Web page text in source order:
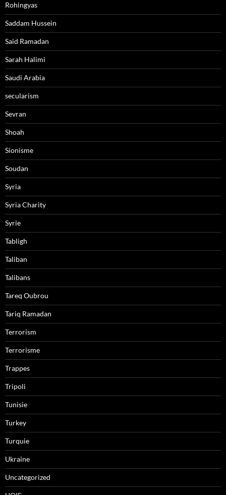
Rohingyas
Saddam Hussein
Said Ramadan
Sarah Halimi
Saudi Arabia
secularism
Sevran
Shoah
Sionisme
Soudan
Syria
Syria Charity
Syrie
Tabligh
Taliban
Talibans
Tareq Oubrou
Tariq Ramadan
Terrorism
Terrorisme
Trappes
Tripoli
Tunisie
Turkey
Turquie
Ukraine
Uncategorized